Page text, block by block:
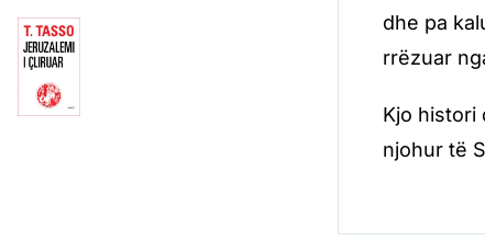
dhe pa
rrëzuar
Kjo histori
njohur të